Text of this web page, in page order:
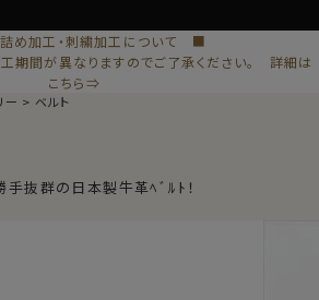
加工・刺繍加工について ■
期間が異なりますのでご了承ください。 詳細は
こちら⇒
ー ベルト
手抜群の日本製牛革ﾍﾞﾙﾄ！